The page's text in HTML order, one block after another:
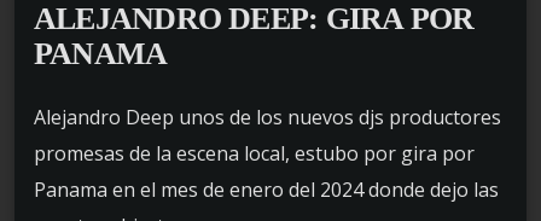
ALEJANDRO DEEP: GIRA POR
PANAMA
Alejandro Deep unos de los nuevos djs productores
promesas de la escena local, estubo por gira por
Panama en el mes de enero del 2024 donde dejo las